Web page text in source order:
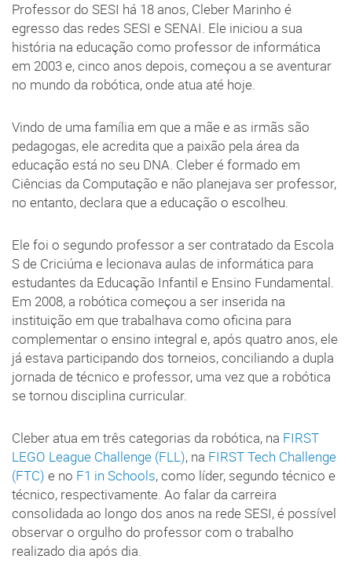
Professor do SESI há 18 anos, Cleber Marinho é
egresso das redes SESI e SENAI. Ele iniciou a sua
história na educação como professor de informática
em 2003 e, cinco anos depois, começou a se aventurar
no mundo da robótica, onde atua até hoje.
Vindo de uma família em que a mãe e as irmãs são
pedagogas, ele acredita que a paixão pela área da
educação está no seu DNA. Cleber é formado em
Ciências da Computação e não planejava ser professor,
no entanto, declara que a educação o escolheu.
Ele foi o segundo professor a ser contratado da Escola
S de Criciúma e lecionava aulas de informática para
estudantes da Educação Infantil e Ensino Fundamental.
Em 2008, a robótica começou a ser inserida na
instituição em que trabalhava como oficina para
complementar o ensino integral e, após quatro anos, ele
já estava participando dos torneios, conciliando a dupla
jornada de técnico e professor, uma vez que a robótica
se tornou disciplina curricular.
Cleber atua em três categorias da robótica, na FIRST
LEGO League Challenge (FLL), na FIRST Tech Challenge
(FTC) e no F1 in Schools, como líder, segundo técnico e
técnico, respectivamente. Ao falar da carreira
consolidada ao longo dos anos na rede SESI, é possível
observar o orgulho do professor com o trabalho
realizado dia após dia.